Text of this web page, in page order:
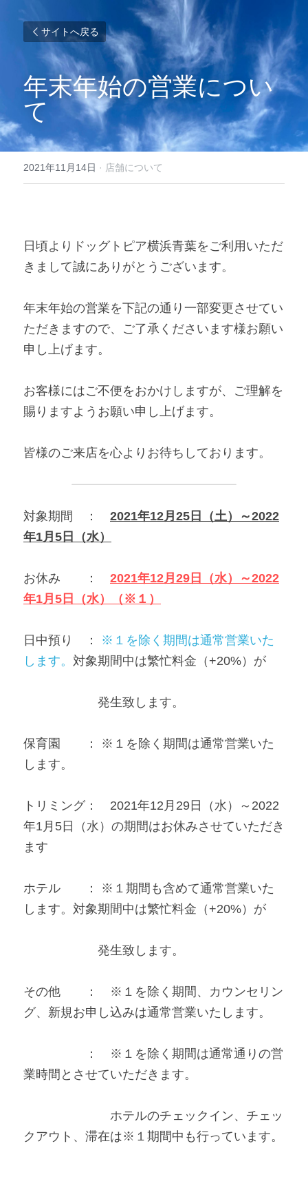
サイトへ戻る
年末年始の営業につい
て
2021年11月14日 · 店舗について
日頃よりドッグトピア横浜青葉をご利用いただ
きまして誠にありがとうございます。
年末年始の営業を下記の通り一部変更させてい
ただきますので、ご了承くださいます様お願い
申し上げます。
お客様にはご不便をおかけしますが、ご理解を
賜りますようお願い申し上げます。
皆様のご来店を心よりお待ちしております。
対象期間　： 2021年12月25日（土）～2022
年1月5日（水）
お休み　　： 2021年12月29日（水）～2022
年1月5日（水）（※１）
日中預り　： ※１を除く期間は通常営業いた
します。 対象期間中は繁忙料金（+20%）が
発生致します。
保育園　　： ※１を除く期間は通常営業いた
します。
トリミング：　2021年12月29日（水）～2022
年1月5日（水）の期間はお休みさせていただき
ます
ホテル　　： ※１期間も含めて通常営業いた
します。対象期間中は繁忙料金（+20%）が
発生致します。
その他　　：　※１を除く期間、カウンセリン
グ、新規お申し込みは通常営業いたします。
：　※１を除く期間は通常通りの営
業時間とさせていただきます。
ホテルのチェックイン、チェッ